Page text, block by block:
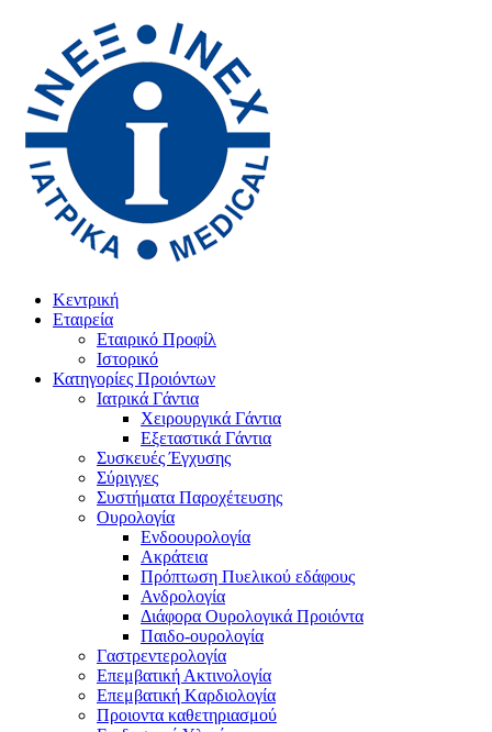
Κεντρική
Εταιρεία
Εταιρικό Προφίλ
Ιστορικό
Κατηγορίες Προιόντων
Ιατρικά Γάντια
Χειρουργικά Γάντια
Εξεταστικά Γάντια
Συσκευές Έγχυσης
Σύριγγες
Συστήματα Παροχέτευσης
Ουρολογία
Ενδοουρολογία
Ακράτεια
Πρόπτωση Πυελικού εδάφους
Ανδρολογία
Διάφορα Ουρολογικά Προιόντα
Παιδο-ουρολογία
Γαστρεντερολογία
Επεμβατική Ακτινολογία
Επεμβατική Kαρδιολογία
Προιοντα καθετηριασμού